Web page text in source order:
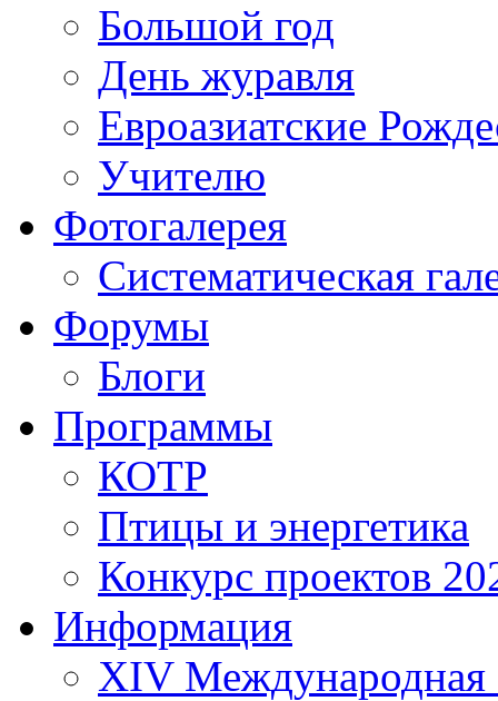
Большой год
День журавля
Евроазиатские
Учителю
Фотогалерея
Систематическая
Форумы
Блоги
Программы
КОТР
Птицы и энергетика
Конкурс проектов
Информация
XIV Международная